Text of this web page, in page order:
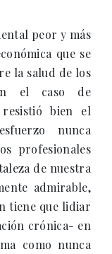
peor y más
que se
la salud de los
el caso de
resistió bien el
nunca
profesionales
de nuestra
admirable,
tiene que lidiar
crónica- en
como nunca